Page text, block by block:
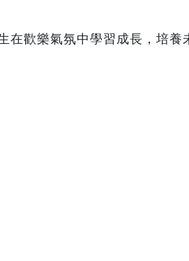
在歡樂氣氛中學習成長，培養